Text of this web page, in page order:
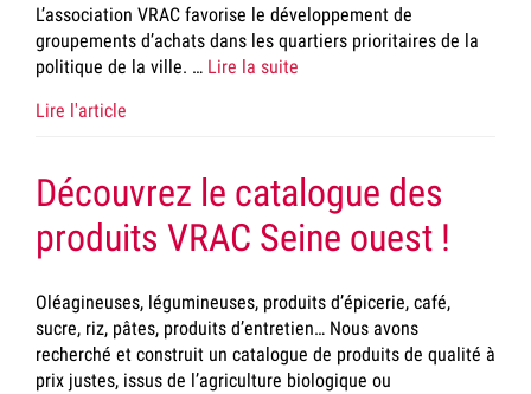
L’association VRAC favorise le développement de
groupements d’achats dans les quartiers prioritaires de la
politique de la ville. … Lire la suite
Lire l'article
Découvrez le catalogue des
produits VRAC Seine ouest !
Oléagineuses, légumineuses, produits d’épicerie, café,
sucre, riz, pâtes, produits d’entretien… Nous avons
recherché et construit un catalogue de produits de qualité à
prix justes, issus de l’agriculture biologique ou